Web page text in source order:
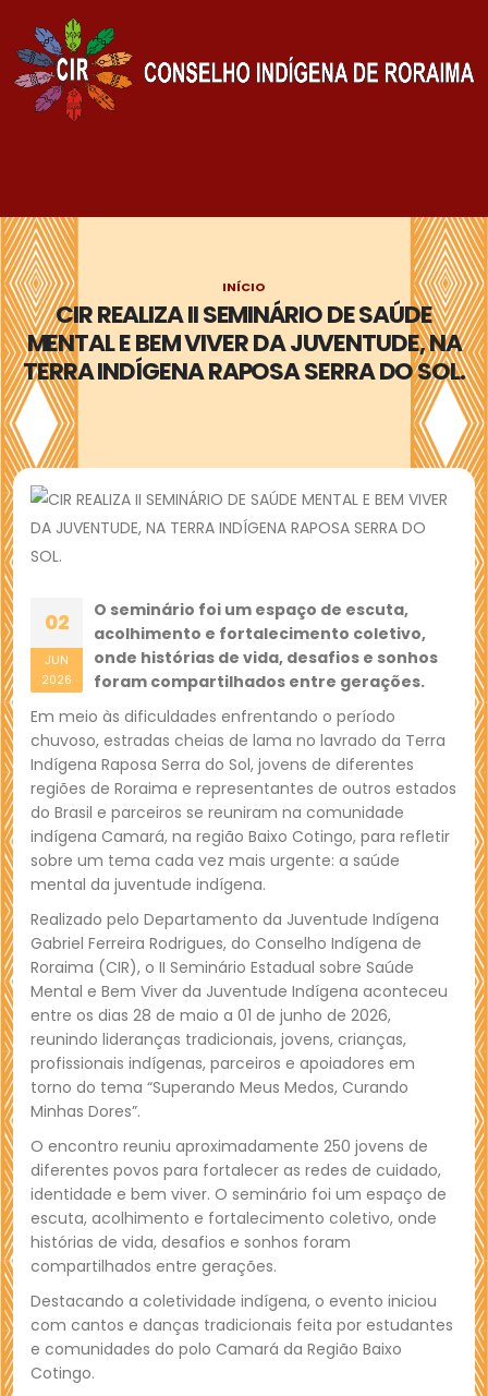
CIR REALIZA II SEMINÁRIO DE SAÚDE
MENTAL E BEM VIVER DA JUVENTUDE, NA
TERRA INDÍGENA RAPOSA SERRA DO SOL.
INÍCIO
02
JUN
2026
O seminário foi um espaço de escuta,
acolhimento e fortalecimento coletivo,
onde histórias de vida, desafios e sonhos
foram compartilhados entre gerações.
Em meio às dificuldades enfrentando o período
chuvoso, estradas cheias de lama no lavrado da Terra
Indígena Raposa Serra do Sol, jovens de diferentes
regiões de Roraima e representantes de outros estados
do Brasil e parceiros se reuniram na comunidade
indígena Camará, na região Baixo Cotingo, para refletir
sobre um tema cada vez mais urgente: a saúde
mental da juventude indígena.
Realizado pelo Departamento da Juventude Indígena
Gabriel Ferreira Rodrigues, do Conselho Indígena de
Roraima (CIR), o II Seminário Estadual sobre Saúde
Mental e Bem Viver da Juventude Indígena aconteceu
entre os dias 28 de maio a 01 de junho de 2026,
reunindo lideranças tradicionais, jovens, crianças,
profissionais indígenas, parceiros e apoiadores em
torno do tema “Superando Meus Medos, Curando
Minhas Dores”.
O encontro reuniu aproximadamente 250 jovens de
diferentes povos para fortalecer as redes de cuidado,
identidade e bem viver. O seminário foi um espaço de
escuta, acolhimento e fortalecimento coletivo, onde
histórias de vida, desafios e sonhos foram
compartilhados entre gerações.
Destacando a coletividade indígena, o evento iniciou
com cantos e danças tradicionais feita por estudantes
e comunidades do polo Camará da Região Baixo
Cotingo.